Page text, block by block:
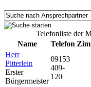
Telefonliste der
Name
Telefon
Herr
Pitterlein
Erster
Bürgermeister
09153
409-
120